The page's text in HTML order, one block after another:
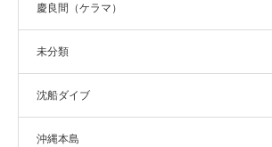
慶良間（ケラマ）
未分類
沈船ダイブ
沖縄本島